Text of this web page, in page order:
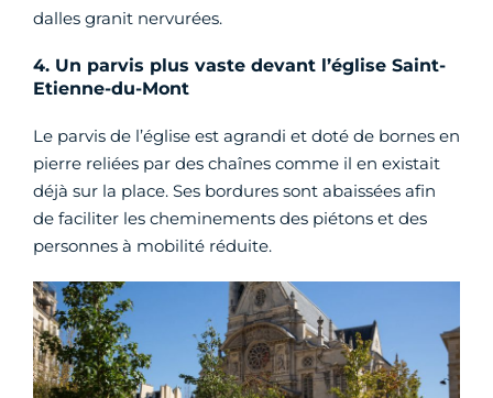
dalles granit nervurées.
4. Un parvis plus vaste devant l’église Saint-
Etienne-du-Mont
Le parvis de l’église est agrandi et doté de bornes en
pierre reliées par des chaînes comme il en existait
déjà sur la place. Ses bordures sont abaissées afin
de faciliter les cheminements des piétons et des
personnes à mobilité réduite.